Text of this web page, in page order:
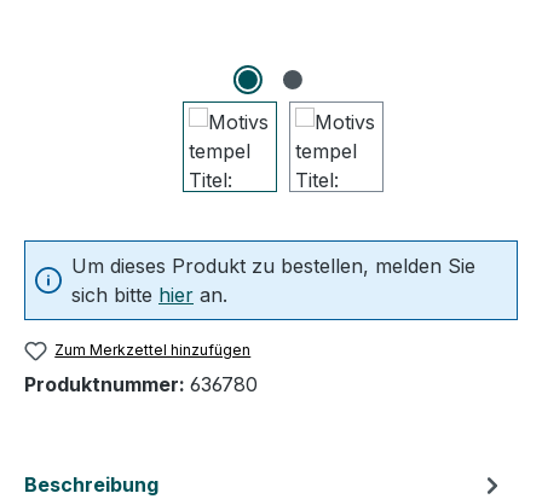
Um dieses Produkt zu bestellen, melden Sie
sich bitte hier an.
Zum Merkzettel hinzufügen
Produktnummer: 636780
Beschreibung